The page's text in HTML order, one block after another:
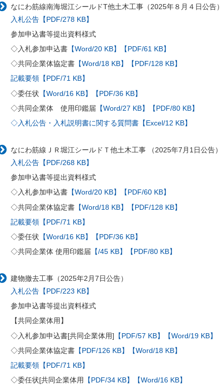
なにわ筋線南海堀江シールドT他土木工事（2025年８月４日公告）
入札公告【PDF/278 KB】
参加申込書等提出資料様式
◇入札参加申込書【Word/20 KB】
【PDF/61 KB】
◇共同企業体協定書【Word/18 KB】
【PDF/128 KB】
記載要領【PDF/71 KB】
◇委任状 【Word/16 KB】
【PDF/36 KB】
◇共同企業体 使用印鑑届 【Word/27 KB】
【PDF/80 KB】
◇入札公告・入札説明書に関する質問書【Excel/12 KB】
なにわ筋線ＪＲ堀江シールドＴ他土木工事 （2025年7月1日公告）
入札公告【PDF/268 KB】
参加申込書等提出資料様式
◇入札参加申込書【Word/20 KB】
【PDF/60 KB】
◇共同企業体協定書【Word/18 KB】
【PDF/128 KB】
記載要領【PDF/71 KB】
◇委任状 【Word/16 KB】
【PDF/36 KB】
◇共同企業体 使用印鑑届 【/45 KB】 【PDF/80 KB】
建物撤去工事（2025年2月7日公告）
入札公告【PDF/223 KB】
参加申込書等提出資料様式
【共同企業体用】
◇入札参加申込書[共同企業体用] 【PDF/57 KB】
【Word/19 KB】
◇共同企業体協定書【PDF/126 KB】
【Word/18 KB】
記載要領【PDF/71 KB】
◇委任状[共同企業体用
【PDF/34 KB】
【Word/16 KB】